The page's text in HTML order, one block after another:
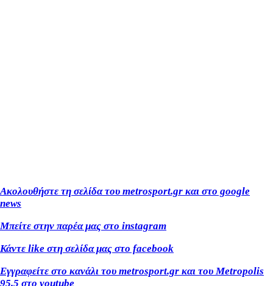
Ακολουθήστε τη σελίδα του metrosport.gr και στο google
news
Μπείτε στην παρέα μας στο instagram
Κάντε like στη σελίδα μας στο facebook
Εγγραφείτε στο κανάλι του metrosport.gr και του Metropolis
95.5 στο youtube